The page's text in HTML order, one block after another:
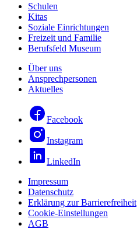
Schulen
Kitas
Soziale Einrichtungen
Freizeit und Familie
Berufsfeld Museum
Über uns
Ansprechpersonen
Aktuelles
Facebook
Instagram
LinkedIn
Impressum
Datenschutz
Erklärung zur Barrierefreiheit
Cookie-Einstellungen
AGB